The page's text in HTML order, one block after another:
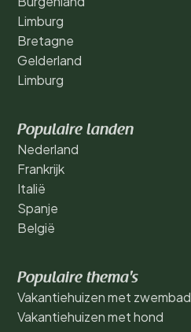
Limburg
Bretagne
Gelderland
Limburg
Populaire landen
Nederland
Frankrijk
Italië
Spanje
België
Populaire thema's
Vakantiehuizen met zwembad
Vakantiehuizen met hond